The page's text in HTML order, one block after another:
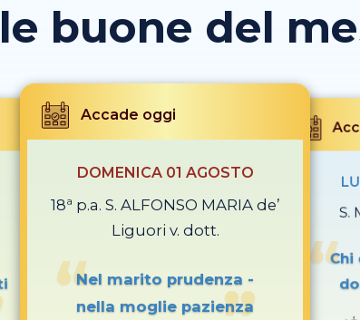
buone del
Accade oggi
DOMENICA 01 AGOSTO
18ª p.a. S. ALFONSO MARIA de’
Liguori v. dott.
Nel marito prudenza -
nella moglie pazienza
S.
Chi